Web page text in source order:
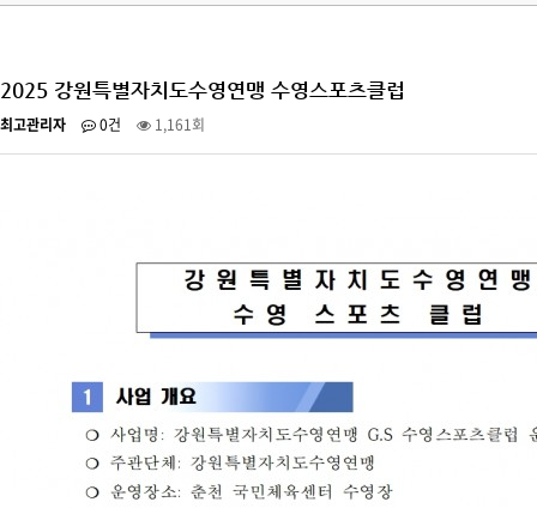
2025 강원특별자치도수영연맹 수영스포츠클럽
최고관리자 0건 1,161회